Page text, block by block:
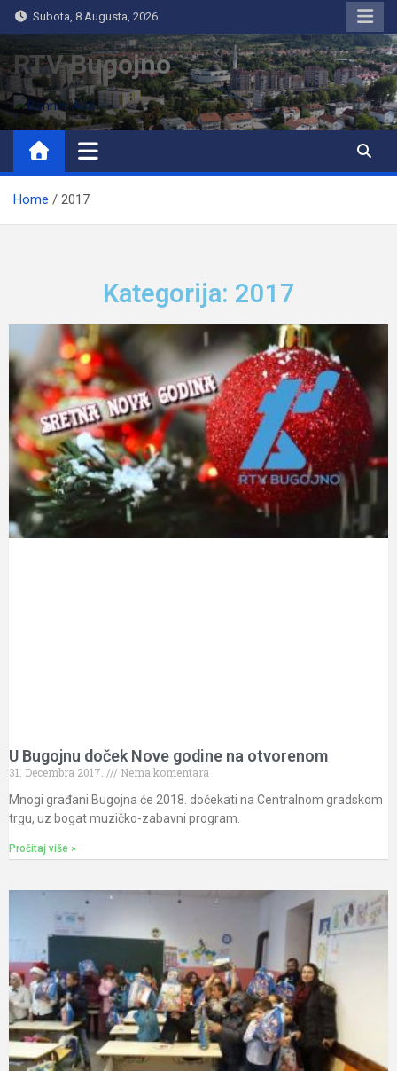
Subota, 8 Augusta, 2026
RTV Bugojno
Home 2017
Kategorija: 2017
U Bugojnu doček Nove godine na otvorenom
31. Decembra 2017.
Nema komentara
Mnogi građani Bugojna će 2018. dočekati na Centralnom gradskom
trgu, uz bogat muzičko-zabavni program.
Pročitaj više »